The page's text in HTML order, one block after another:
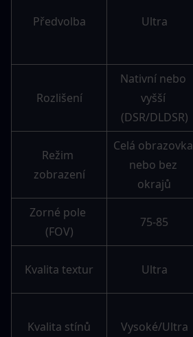
Předvolba Ultra
Rozlišení
Nativní nebo
vyšší
(DSR/DLDSR)
Režim
zobrazení
Celá obrazovka
nebo bez
okrajů
Zorné pole
(FOV)
75-85
Kvalita textur Ultra
Kvalita stínů Vysoké/Ultra